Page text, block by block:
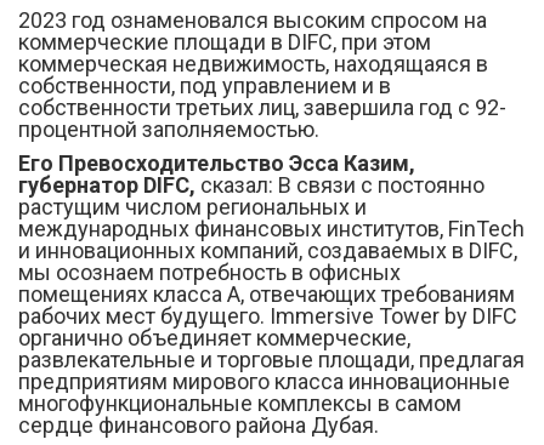
2023 год ознаменовался высоким спросом на
коммерческие площади в DIFC, при этом
коммерческая недвижимость, находящаяся в
собственности, под управлением и в
собственности третьих лиц, завершила год с 92-
процентной заполняемостью.
Его Превосходительство Эсса Казим,
губернатор DIFC, сказал: В связи с постоянно
растущим числом региональных и
международных финансовых институтов, FinTech
и инновационных компаний, создаваемых в DIFC,
мы осознаем потребность в офисных
помещениях класса А, отвечающих требованиям
рабочих мест будущего. Immersive Tower by DIFC
органично объединяет коммерческие,
развлекательные и торговые площади, предлагая
предприятиям мирового класса инновационные
многофункциональные комплексы в самом
сердце финансового района Дубая.